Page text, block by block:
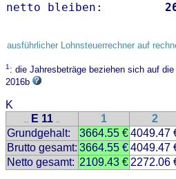
netto bleiben:
ausführlicher Lohnsteuerrechner auf
1: die Jahresbeträge beziehen sich auf
2016b
K
.. E 11 .. 1 2
Grundgehalt:
3664.55 €4049.47
Brutto gesamt: 3664.55 €4049.47
Netto gesamt: 2109.43 € 2272.06